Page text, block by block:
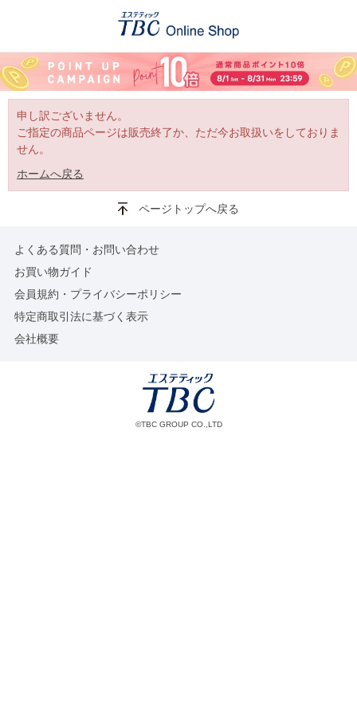
申し訳ございません。
ご指定の商品ページは販売終了か、ただ今お取扱いをしておりま
せん。
ホームへ戻る
ページトップへ戻る
よくある質問・お問い合わせ
お買い物ガイド
会員規約・プライバシーポリシー
特定商取引法に基づく表示
会社概要
©TBC GROUP CO.,LTD